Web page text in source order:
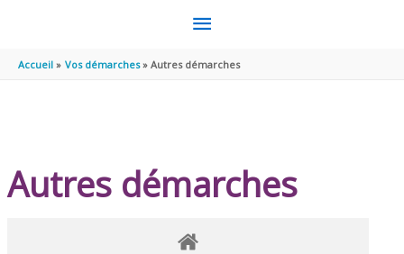
MENU
PRINCIPAL
Accueil Vos démarches Autres démarches
Autres démarches